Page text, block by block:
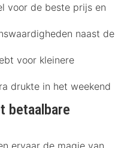
voor de beste prijs en
naast de
voor kleinere
drukte in het weekend
betaalbare
ervaar de magie van